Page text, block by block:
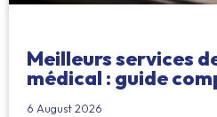
Meilleurs services
médical : guide
6 August 2026